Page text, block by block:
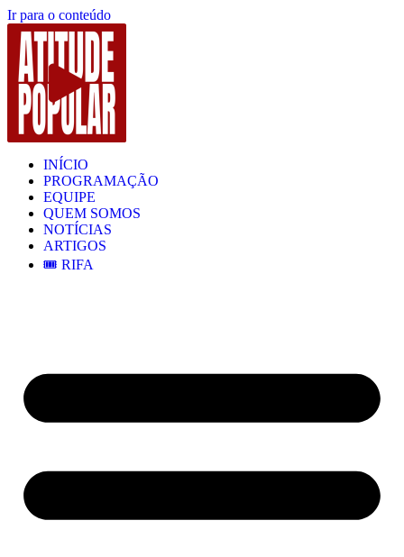
Ir para o conteúdo
INÍCIO
PROGRAMAÇÃO
EQUIPE
QUEM SOMOS
NOTÍCIAS
ARTIGOS
🎟️ RIFA